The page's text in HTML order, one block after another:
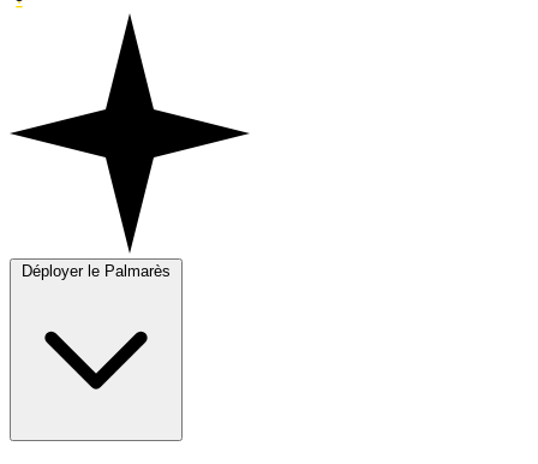
Déployer le Palmarès